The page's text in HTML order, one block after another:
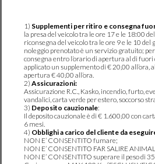
1) Supplementi per ritiro e consegna
la presa del veicolo tra le ore 17 e le 18:00
riconsegna del veicolo tra le ore 9 e le 10 del
noleggio prenotato è un servizio gratuito;
consegna entro l’orario di apertura al di
applicato un supplemento di € 20,00 all’ora,
apertura € 40,00 all’ora.
2) Assicurazioni:
Assicurazione R.C., Kasko, incendio, furto,
vandalici, carta verde per estero, soccorso
3) Deposito cauzionale:
Il deposito cauzionale è di € 1.600,00 con
6 mesi.
4) Obblighi a carico del cliente da
NON E’ CONSENTITO fumare;
NON E’ CONSENTITO FAR SALIRE
NON E’ CONSENTITO superare il peso di